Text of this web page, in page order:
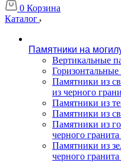
0 Корзина
Каталог
Памятники на
Вертикальные
Памятники из
из черного
Памятники из
Памятники из
Памятники из
черного гранита
Памятники из
черного гранита